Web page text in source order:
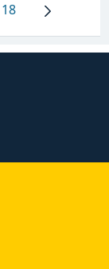
Страница
18